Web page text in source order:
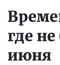
где не
июня